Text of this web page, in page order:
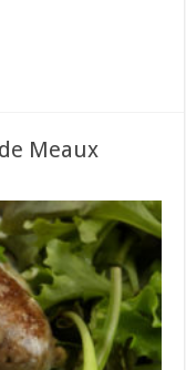
Meaux